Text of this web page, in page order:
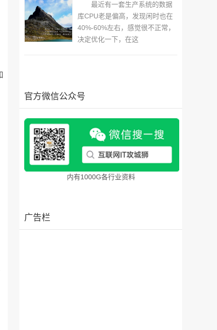
最近有一套生产系统的数据
库CPU老是偏高，发现闲时也在
40%-60%左右，感觉很不正常，
决定优化一下，在这
官方微信公众号
内有1000G各行业资料
广告栏